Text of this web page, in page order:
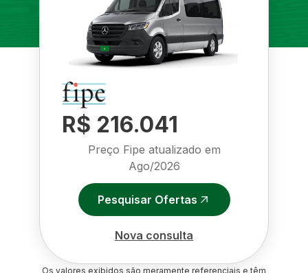
R$ 216.041
Preço Fipe atualizado em
Ago/2026
Pesquisar Ofertas
Nova consulta
Os valores exibidos são meramente referenciais e têm